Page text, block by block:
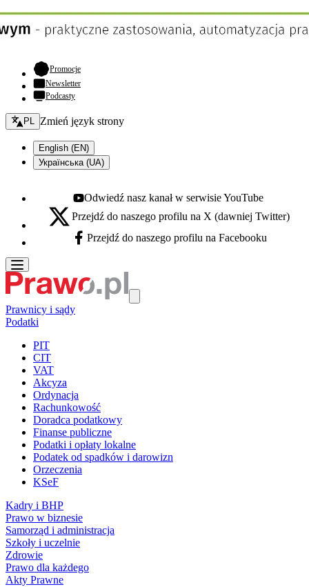
Promocje- otwiera się w nowej karcie
Newsletter
Podcasty
Zmień język - bieżący:
PL Zmień język strony
English (EN)
Українська (UA)
Youtube - otwiera się w nowej karcie
Odwiedź nasz kanał w serwisie YouTube
X - otwiera się w nowej karcie
Przejdź do naszego profilu na X (dawniej Twitter)
Facebook - otwiera się w nowej karcie
Przejdź do naszego profilu na Facebooku
Prawnicy i sądy
Podatki
PIT
CIT
VAT
Akcyza
Ordynacja
Rachunkowość
Doradca podatkowy
Finanse publiczne
Podatki i opłaty lokalne
Podatek od spadków i darowizn
Orzeczenia
KSeF
Kadry i BHP
Prawo w biznesie
Samorząd i administracja
Szkoły i uczelnie
Zdrowie
Prawo dla każdego
Akty Prawne